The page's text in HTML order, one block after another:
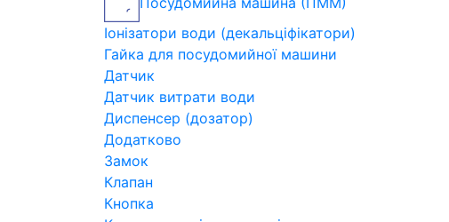
Іонізатори води (декальціфікатори)
Гайка для посудомийної машини
Датчик
Датчик витрати води
Диспенсер (дозатор)
Додатково
Замок
Клапан
Кнопка